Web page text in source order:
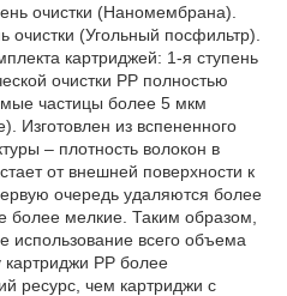
очистки (Наномембрана).
очистки (Угольный посфильтр).
картриджей: 1-я ступень
очистки РР полностью
частицы более 5 мкм
Изготовлен из вспененного
– плотность волокон в
от внешней поверхности к
очередь удаляются более
более мелкие. Таким образом,
использование всего объема
РР более
ресурс, чем картриджи с